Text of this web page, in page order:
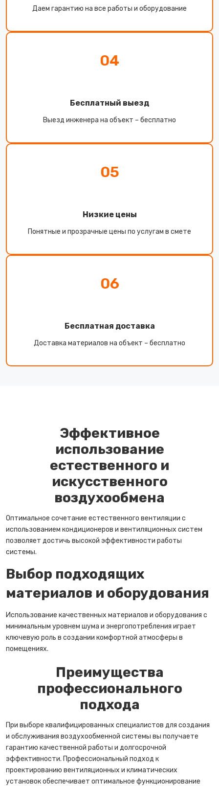
Даем гарантию на все работы и оборудование
04
Бесплатный выезд
Выезд инженера на объект – бесплатно
05
Низкие цены
Понятные и прозрачные цены по услугам в смете
06
Бесплатная доставка
Доставка материалов на объект – бесплатно
Эффективное
использование
естественного и
искусственного
воздухообмена
Оптимальное сочетание естественного вентиляции с
использованием кондиционеров и вентиляционных систем
позволяет достичь высокой эффективности работы
системы.
Выбор подходящих
материалов и оборудования
Использование качественных материалов и оборудования с
минимальным уровнем шума и энергопотребления играет
ключевую роль в создании комфортной атмосферы в
помещениях.
Преимущества
профессионального
подхода
При выборе квалифицированных специалистов для создания
и обслуживания воздухообменной системы вы получаете
гарантию качественной работы и долгосрочной
эффективности. Профессиональный подход к
проектированию вентиляционных и климатических
установок обеспечивает оптимальное функционирование